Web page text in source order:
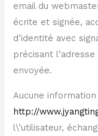
email du
écrite et signée,
d’identité avec
précisant
envoyée.
Aucune
http://
l\’utilisateur,